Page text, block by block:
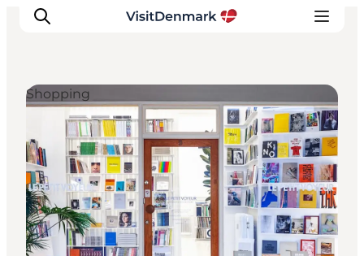
Ispirazioni
Dove andare
Cosa fare
Dove dormire
Pianifica il viaggio
Shopping